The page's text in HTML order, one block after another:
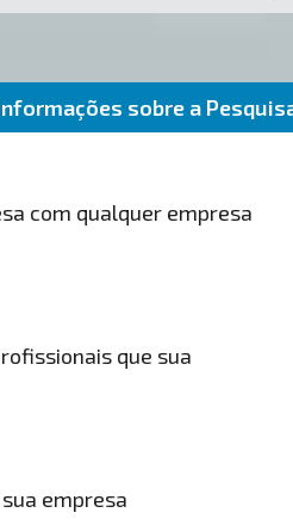
sobre a
com qualquer empresa
que sua
empresa